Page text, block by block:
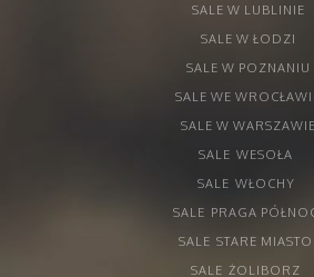
SALE W LUBLINIE
SALE W ŁODZI
SALE W POZNANIU
SALE WE
SALE W WARSZAWIE
SALE WESOŁA
SALE WŁOCHY
SALE PRAGA
SALE STARE MIASTO
SALE ŻOLIBORZ